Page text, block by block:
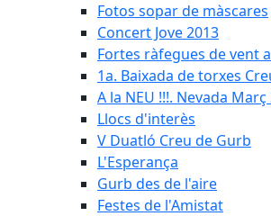
Fotos sopar de màscares
Concert Jove 2013
Fortes ràfegues de vent
1a. Baixada de torxes
A la NEU !!!. Nevada Març
Llocs d'interès
V Duatló Creu de Gurb
L'Esperança
Gurb des de l'aire
Festes de l'Amistat